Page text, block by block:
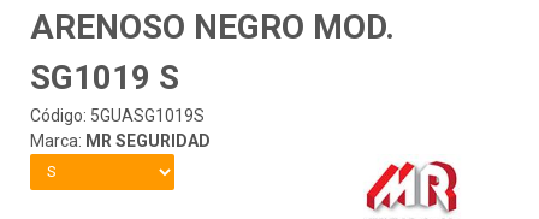
ARENOSO NEGRO MOD.
SG1019 S
Código: 5GUASG1019S
Marca: MR SEGURIDAD